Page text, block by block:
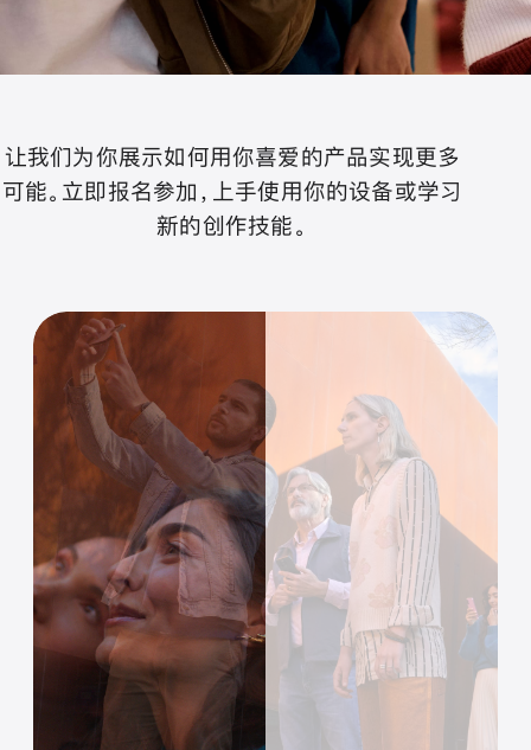
让我们为你展示如何用你喜爱的产品实现更多
可能。立即报名参加，上手使用你的设备或学习
新的创作技能。